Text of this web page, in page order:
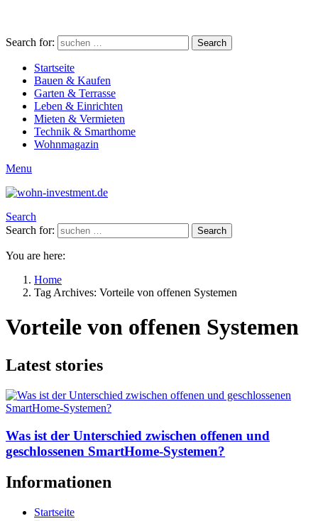
Search for: Search
Startseite
Bauen & Kaufen
Garten & Terrasse
Leben & Einrichten
Mieten & Vermieten
Technik & Smarthome
Wohnmagazin
Menu
Search
Search for:
Search
You are here:
Home
Tag Archives: Vorteile von offenen Systemen
Vorteile von offenen Systemen
Latest stories
Was ist der Unterschied zwischen offenen und
geschlossenen SmartHome-Systemen?
Informationen
Startseite